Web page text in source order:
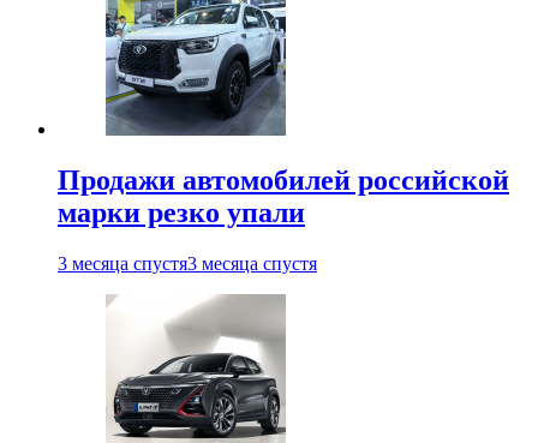
Продажи автомобилей российской
марки резко упали
3 месяца спустя3 месяца спустя